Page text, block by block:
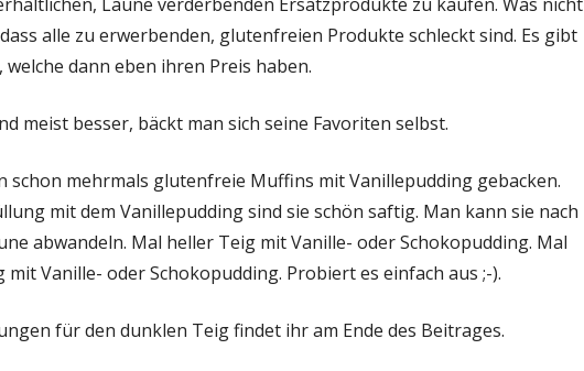
alle zu erwerbenden, glutenfreien Produkte schleckt sind. Es gibt
welche dann eben ihren Preis haben.
meist besser, bäckt man sich seine Favoriten selbst.
schon mehrmals glutenfreie Muffins mit Vanillepudding gebacken.
mit dem Vanillepudding sind sie schön saftig. Man kann sie nach
abwandeln. Mal heller Teig mit Vanille- oder Schokopudding. Mal
mit Vanille- oder Schokopudding. Probiert es einfach aus ;-).
für den dunklen Teig findet ihr am Ende des Beitrages.